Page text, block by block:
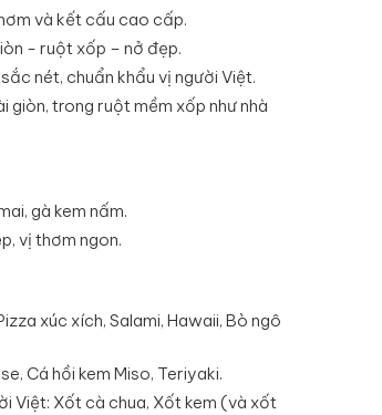
và kết cấu cao cấp.
- ruột xốp – nở đẹp.
nét, chuẩn khẩu vị người Việt.
giòn, trong ruột mềm xốp như nhà
gà kem nấm.
vị thơm ngon.
xúc xích, Salami, Hawaii, Bò ngô
Cá hồi kem Miso, Teriyaki.
Việt: Xốt cà chua, Xốt kem (và xốt